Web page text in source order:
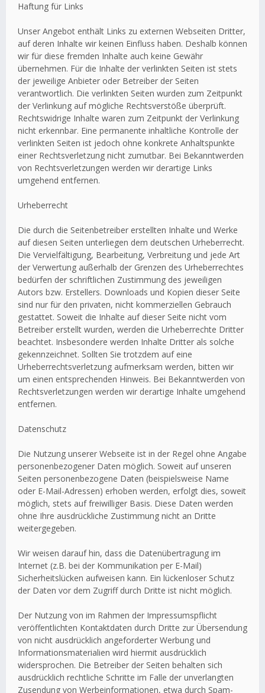
Haftung für Links
Unser Angebot enthält Links zu externen Webseiten Dritter,
auf deren Inhalte wir keinen Einfluss haben. Deshalb können
wir für diese fremden Inhalte auch keine Gewähr
übernehmen. Für die Inhalte der verlinkten Seiten ist stets
der jeweilige Anbieter oder Betreiber der Seiten
verantwortlich. Die verlinkten Seiten wurden zum Zeitpunkt
der Verlinkung auf mögliche Rechtsverstöße überprüft.
Rechtswidrige Inhalte waren zum Zeitpunkt der Verlinkung
nicht erkennbar. Eine permanente inhaltliche Kontrolle der
verlinkten Seiten ist jedoch ohne konkrete Anhaltspunkte
einer Rechtsverletzung nicht zumutbar. Bei Bekanntwerden
von Rechtsverletzungen werden wir derartige Links
umgehend entfernen.
Urheberrecht
Die durch die Seitenbetreiber erstellten Inhalte und Werke
auf diesen Seiten unterliegen dem deutschen Urheberrecht.
Die Vervielfältigung, Bearbeitung, Verbreitung und jede Art
der Verwertung außerhalb der Grenzen des Urheberrechtes
bedürfen der schriftlichen Zustimmung des jeweiligen
Autors bzw. Erstellers. Downloads und Kopien dieser Seite
sind nur für den privaten, nicht kommerziellen Gebrauch
gestattet. Soweit die Inhalte auf dieser Seite nicht vom
Betreiber erstellt wurden, werden die Urheberrechte Dritter
beachtet. Insbesondere werden Inhalte Dritter als solche
gekennzeichnet. Sollten Sie trotzdem auf eine
Urheberrechtsverletzung aufmerksam werden, bitten wir
um einen entsprechenden Hinweis. Bei Bekanntwerden von
Rechtsverletzungen werden wir derartige Inhalte umgehend
entfernen.
Datenschutz
Die Nutzung unserer Webseite ist in der Regel ohne Angabe
personenbezogener Daten möglich. Soweit auf unseren
Seiten personenbezogene Daten (beispielsweise Name
oder E-Mail-Adressen) erhoben werden, erfolgt dies, soweit
möglich, stets auf freiwilliger Basis. Diese Daten werden
ohne Ihre ausdrückliche Zustimmung nicht an Dritte
weitergegeben.
Wir weisen darauf hin, dass die Datenübertragung im
Internet (z.B. bei der Kommunikation per E-Mail)
Sicherheitslücken aufweisen kann. Ein lückenloser Schutz
der Daten vor dem Zugriff durch Dritte ist nicht möglich.
Der Nutzung von im Rahmen der Impressumspflicht
veröffentlichten Kontaktdaten durch Dritte zur Übersendung
von nicht ausdrücklich angeforderter Werbung und
Informationsmaterialien wird hiermit ausdrücklich
widersprochen. Die Betreiber der Seiten behalten sich
ausdrücklich rechtliche Schritte im Falle der unverlangten
Zusendung von Werbeinformationen, etwa durch Spam-